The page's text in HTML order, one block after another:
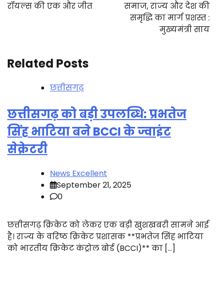
रॉयल्स की एक और जीत
समाज, राज्य और देश की
समृद्धि का मार्ग प्रशस्त :
मुख्यमंत्री साय
Related Posts
छत्तीसगढ़
छत्तीसगढ़ को बड़ी उपलब्धि: प्रभतेज
सिंह भाटिया बने BCCI के ज्वाइंट
सेक्रेटरी
News Excellent
September 21, 2025
0
छत्तीसगढ़ क्रिकेट को लेकर एक बड़ी खुशखबरी सामने आई
है। राज्य के वरिष्ठ क्रिकेट प्रशासक **प्रभतेज सिंह भाटिया
को भारतीय क्रिकेट कंट्रोल बोर्ड (BCCI)** का […]